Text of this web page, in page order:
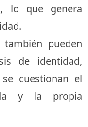
lo que genera
también pueden
de identidad,
cuestionan el
y la propia